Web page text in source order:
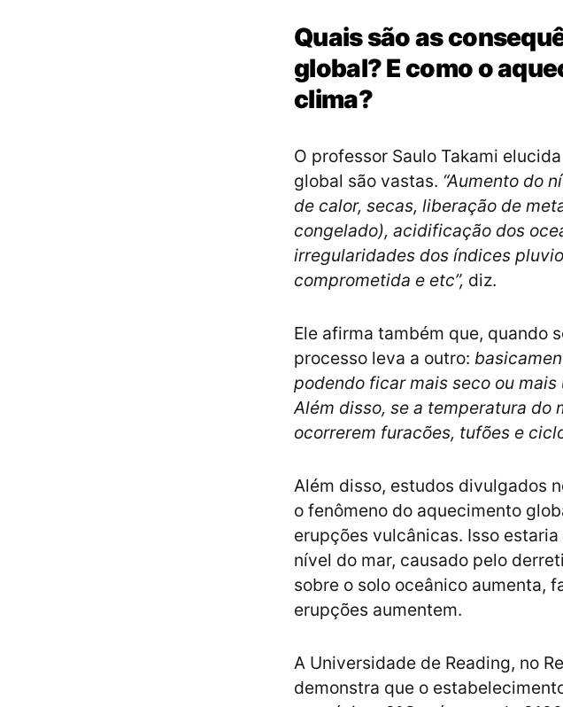
Quais são as
global? E como o
clima?
O professor Saulo Takami
global são vastas. “Aumento do
de calor, secas, liberação de
congelado), acidificação dos
irregularidades dos índices
comprometida e etc”, diz.
Ele afirma também que, quando
processo leva a outro:
podendo ficar mais seco ou
Além disso, se a temperatura do
ocorrerem furacões, tufões e
Além disso, estudos divulgados
o fenômeno do aquecimento
erupções vulcânicas. Isso
nível do mar, causado pelo
sobre o solo oceânico aumenta,
erupções aumentem.
A Universidade de Reading, no
demonstra que o